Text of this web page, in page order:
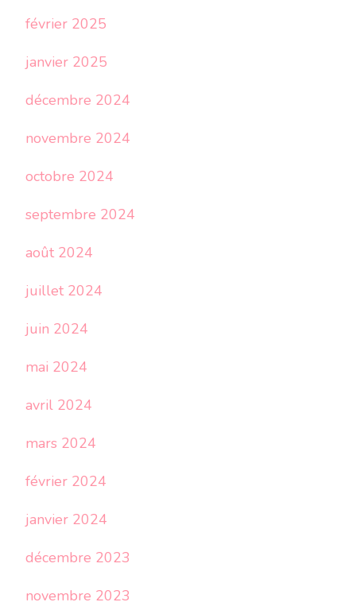
février 2025
janvier 2025
décembre 2024
novembre 2024
octobre 2024
septembre 2024
août 2024
juillet 2024
juin 2024
mai 2024
avril 2024
mars 2024
février 2024
janvier 2024
décembre 2023
novembre 2023